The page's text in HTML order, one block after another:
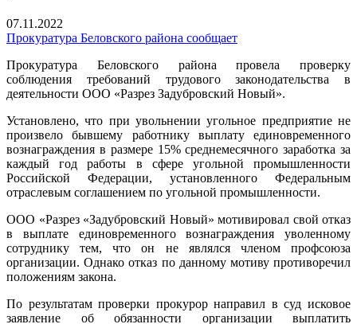
07.11.2022
Прокуратура Беловского района сообщает
Прокуратура Беловского района провела проверку
соблюдения требований трудового законодательства в
деятельности ООО «Разрез Задубровский Новый».
Установлено, что при увольнении угольное предприятие не
произвело бывшему работнику выплату единовременного
вознаграждения в размере 15% среднемесячного заработка за
каждый год работы в сфере угольной промышленности
Российской Федерации, установленного Федеральным
отраслевым соглашением по угольной промышленности.
ООО «Разрез «Задубровский Новый» мотивировал свой отказ
в выплате единовременного вознаграждения уволенному
сотруднику тем, что он не являлся членом профсоюза
организации. Однако отказ по данному мотиву противоречил
положениям закона.
По результатам проверки прокурор направил в суд исковое
заявление об обязанности организации выплатить